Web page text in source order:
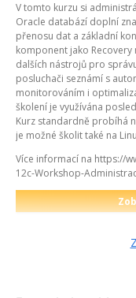
V tomto kurzu si
Oracle databází doplní
přenosu dat a základní
komponent jako Recovery
dalších nástrojů pro
posluchači seznámí s
monitorováním i
školení je využívána
Kurz standardně probíhá
je možné školit také na
Více informací na https://
12c-Workshop-